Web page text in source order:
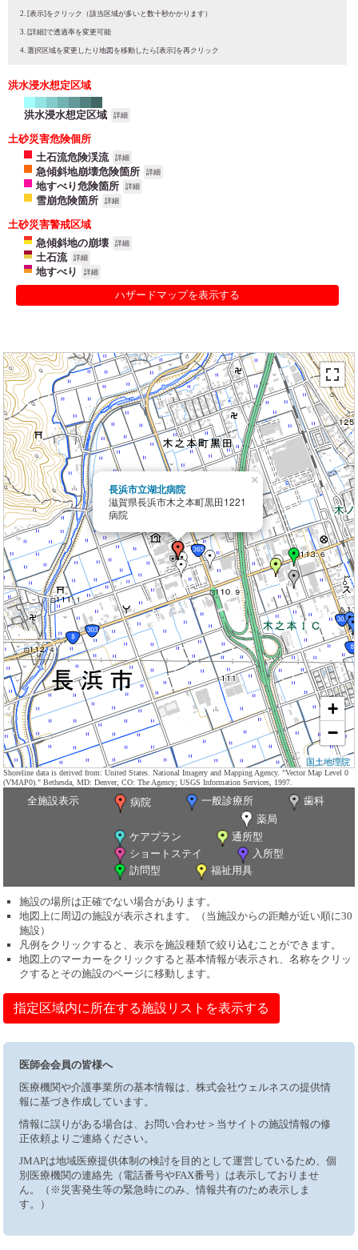
[表示]をクリック（該当区域が多いと数十秒かかります）
[詳細]で透過率を変更可能
選択区域を変更したり地図を移動したら[表示]を再クリック
洪水浸水想定区域
洪水浸水想定区域 詳細
土砂災害危険個所
土石流危険渓流
詳細
急傾斜地崩壊危険箇所 詳細
地すべり危険箇所 詳細
雪崩危険箇所 詳細
土砂災害警戒区域
急傾斜地の崩壊
詳細
土石流 詳細
地すべり 詳細
ハザードマップを表示する
長浜市立湖北病院
滋賀県長浜市木之本町黒田1221
病院
×
+
−
国土地理院
Shoreline data is derived from: United States. National Imagery and Mapping Agency. "Vector Map Level 0
(VMAP0)." Bethesda, MD: Denver, CO: The Agency; USGS Information Services, 1997.
全施設表示 病院 一般診療所
歯科
薬局
ケアプラン
通所型
ショートステイ
入所型
訪問型
福祉用具
施設の場所は正確でない場合があります。
地図上に周辺の施設が表示されます。（当施設からの距離が近い順に30
施設）
凡例をクリックすると、表示を施設種類で絞り込むことができます。
地図上のマーカーをクリックすると基本情報が表示され、名称をクリッ
クするとその施設のページに移動します。
指定区域内に所在する施設リストを表示する
医師会会員の皆様へ
医療機関や介護事業所の基本情報は、株式会社ウェルネスの提供情
報に基づき作成しています。
情報に誤りがある場合は、お問い合わせ＞当サイトの施設情報の修
正依頼よりご連絡ください。
JMAPは地域医療提供体制の検討を目的として運営しているため、個
別医療機関の連絡先（電話番号やFAX番号）は表示しておりませ
ん。（※災害発生等の緊急時にのみ、情報共有のため表示しま
す。）